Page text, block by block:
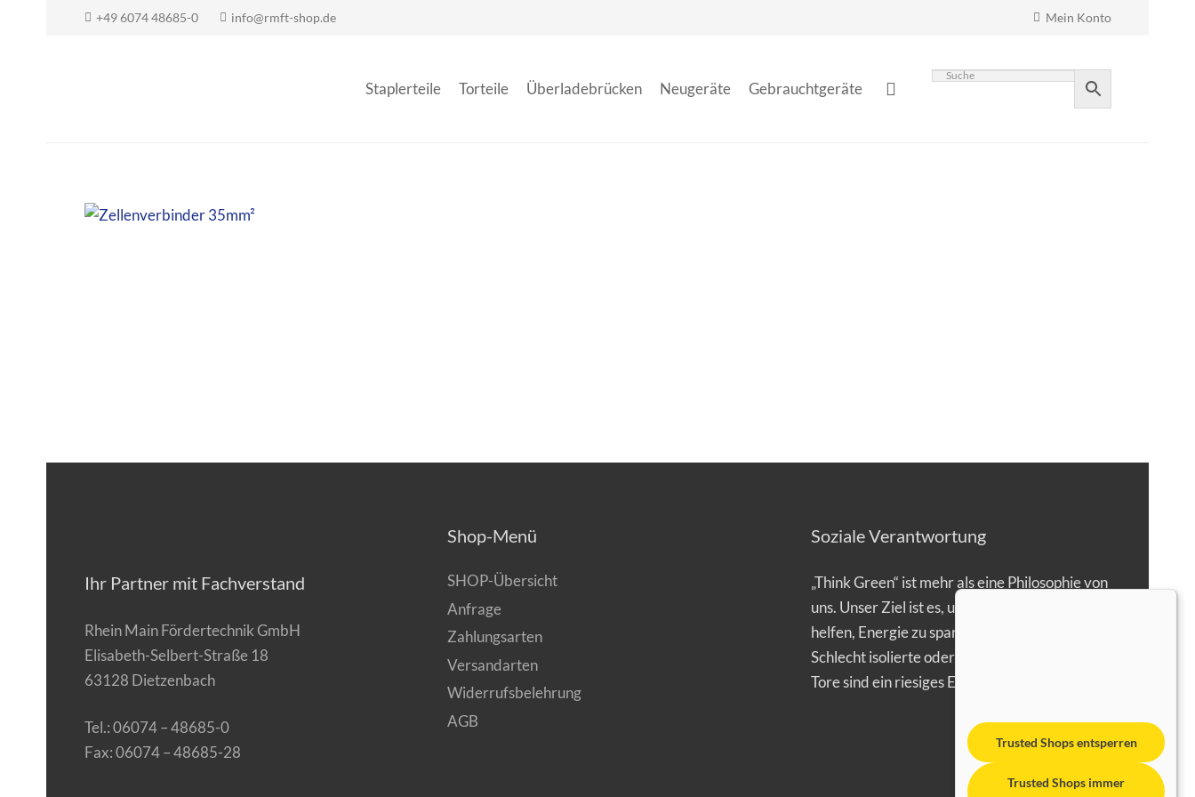
+49 6074 48685-0 info@rmft-shop.de Mein Konto
Staplerteile Torteile Überladebrücken Neugeräte Gebrauchtgeräte
Ihr Partner mit Fachverstand
Rhein Main Fördertechnik GmbH
Elisabeth-Selbert-Straße 18
63128 Dietzenbach
Tel.: 06074 – 48685-0
Fax: 06074 – 48685-28
Shop-Menü
SHOP-Übersicht
Anfrage
Zahlungsarten
Versandarten
Widerrufsbelehrung
AGB
Soziale Verantwortung
„Think Green“ ist mehr als eine Philosophie von
uns. Unser Ziel ist es, unseren Kunden zu
helfen, Energie zu sparen.
Schlecht isolierte oder gar offen stehende
Tore sind ein riesiges Energieproblem…
Trusted Shops entsperren
Trusted Shops immer